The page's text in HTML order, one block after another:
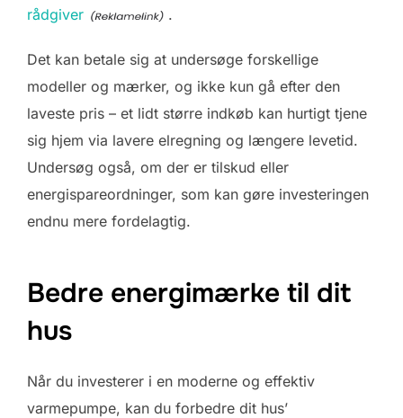
rådgiver
.
Det kan betale sig at undersøge forskellige
modeller og mærker, og ikke kun gå efter den
laveste pris – et lidt større indkøb kan hurtigt tjene
sig hjem via lavere elregning og længere levetid.
Undersøg også, om der er tilskud eller
energispareordninger, som kan gøre investeringen
endnu mere fordelagtig.
Bedre energimærke til dit
hus
Når du investerer i en moderne og effektiv
varmepumpe, kan du forbedre dit hus’